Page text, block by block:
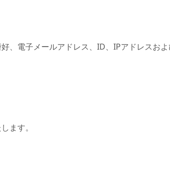
、電子メールアドレス、ID、IPアドレスお
ます。